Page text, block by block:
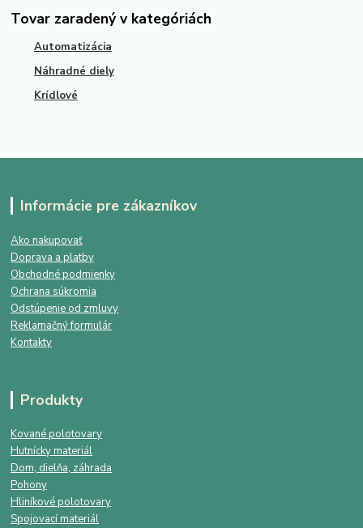
Tovar zaradený v kategóriách
Automatizácia
Náhradné diely
Krídlové
Informácie pre zákazníkov
Ako nakupovať
Doprava a platby
Obchodné podmienky
Ochrana súkromia
Odstúpenie od zmluvy
Reklamačný formulár
Kontakty
Produkty
Kované polotovary
Hutnícky materiál
Dom, dielňa, záhrada
Pohony
Hliníkové polotovary
Spojovací materiál